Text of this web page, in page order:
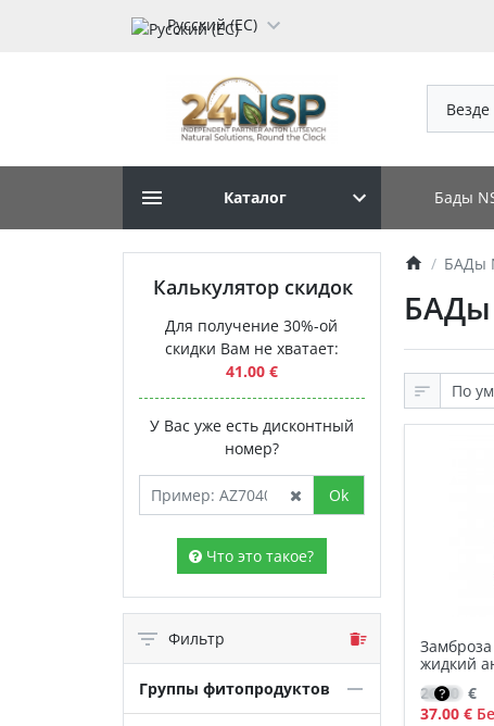
Русский (ЕС)
Везде
Каталог Бады
Калькулятор скидок
Для получение 30%-ой
скидки Вам не хватает:
41.00 €
У Вас уже есть дисконтный
номер?
Ok
Что это такое?
Фильтр
Группы фитопродуктов
БАДы
БАДы
жидкий
26.50 €
37.00 €